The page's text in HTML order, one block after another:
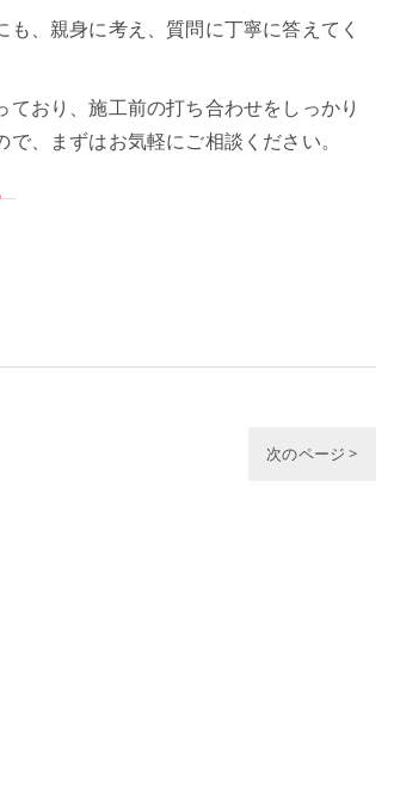
、親身に考え、質問に丁寧に答えてく
おり、施工前の打ち合わせをしっかり
、まずはお気軽にご相談ください。
次のページ >